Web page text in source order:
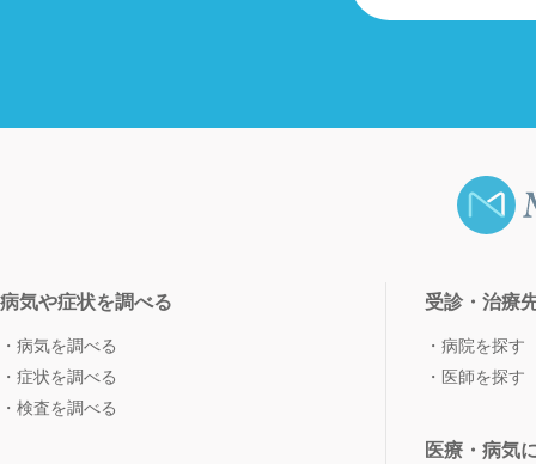
病気や症状を調べる
病気を調べる
症状を調べる
検査を調べる
受診・治療
病院を探す
医師を探す
医療・病気